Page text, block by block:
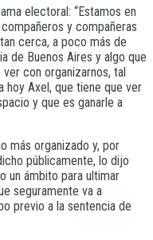
electoral: “Estamos en
y compañeras
cerca, a poco más de
de Buenos Aires y algo que
con organizarnos, tal
hoy Axel, que tiene que ver
y que es ganarle a
más organizado y, por
públicamente, lo dijo
un ámbito para ultimar
seguramente va a
previo a la sentencia de